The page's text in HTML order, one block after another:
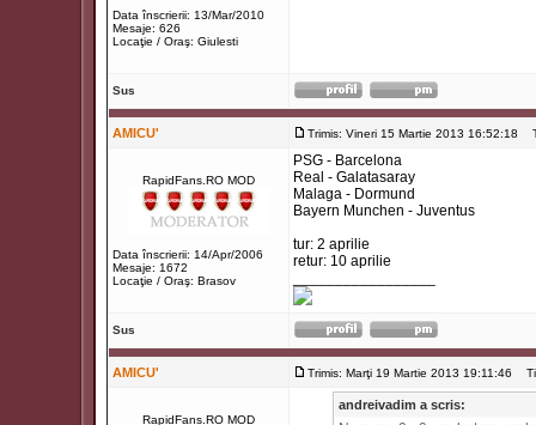
Data înscrierii: 13/Mar/2010
Mesaje: 626
Locaţie / Oraş: Giulesti
Sus
AMICU' Trimis: Vineri 15 Martie 2013 16:52:18
RapidFans.RO MOD
Data înscrierii: 14/Apr/2006
Mesaje: 1672
Locaţie / Oraş: Brasov
PSG - Barcelona
Real - Galatasaray
Malaga - Dormund
Bayern Munchen - Juventus
tur: 2 aprilie
retur: 10 aprilie
Sus
AMICU' Trimis: Marţi 19 Martie 2013 19:11:46
RapidFans.RO MOD
andreivadim a scris: